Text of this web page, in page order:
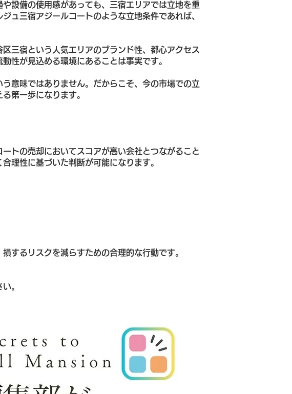
設備の使用感があっても、三宿エリアでは立地を重
ュ三宿アジールコートのような立地条件であれば、
三宿という人気エリアのブランド性、都心アクセス
性が見込める環境にあることは事実です。
意味ではありません。だからこそ、今の市場での立
第一歩になります。
トの売却においてスコアが高い会社とつながること
理性に基づいた判断が可能になります。
するリスクを減らすための合理的な行動です。
。